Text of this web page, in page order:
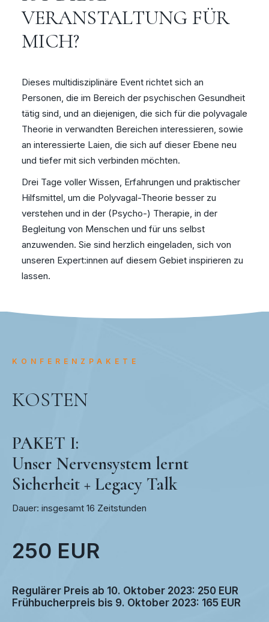
VERANSTALTUNG FÜR
MICH?
Dieses multidisziplinäre Event richtet sich an
Personen, die im Bereich der psychischen Gesundheit
tätig sind, und an diejenigen, die sich für die polyvagale
Theorie in verwandten Bereichen interessieren, sowie
an interessierte Laien, die sich auf dieser Ebene neu
und tiefer mit sich verbinden möchten.
Drei Tage voller Wissen, Erfahrungen und praktischer
Hilfsmittel, um die Polyvagal-Theorie besser zu
verstehen und in der (Psycho-) Therapie, in der
Begleitung von Menschen und für uns selbst
anzuwenden. Sie sind herzlich eingeladen, sich von
unseren Expert:innen auf diesem Gebiet inspirieren zu
lassen.
KONFERENZPAKETE
KOSTEN
PAKET I:
Unser Nervensystem lernt
Sicherheit + Legacy Talk
Dauer: insgesamt 16 Zeitstunden
250 EUR
Regulärer Preis ab 10. Oktober 2023: 250 EUR
Frühbucherpreis bis 9. Oktober 2023: 165 EUR